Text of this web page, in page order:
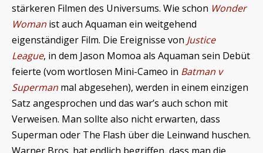
stärkeren Filmen des Universums. Wie schon Wonder
Woman ist auch Aquaman ein weitgehend
eigenständiger Film. Die Ereignisse von Justice
League, in dem Jason Momoa als Aquaman sein Debüt
feierte (vom wortlosen Mini-Cameo in Batman v
Superman mal abgesehen), werden in einem einzigen
Satz angesprochen und das war’s auch schon mit
Verweisen. Man sollte also nicht erwarten, dass
Superman oder The Flash über die Leinwand huschen.